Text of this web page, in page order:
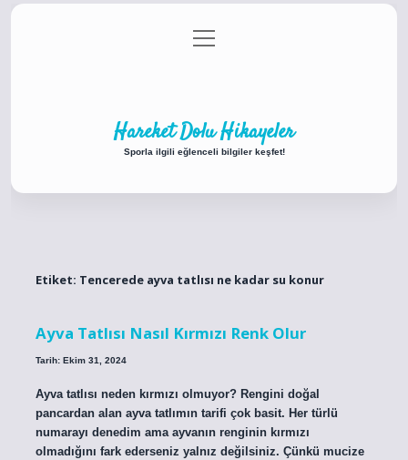
Gizlilik Politikası
menüyü
aç
Hareket Dolu Hikayeler
Sporla ilgili eğlenceli bilgiler keşfet!
Etiket: Tencerede ayva tatlısı ne kadar su konur
Ayva Tatlısı Nasıl Kırmızı Renk Olur
Tarih: Ekim 31, 2024
Ayva tatlısı neden kırmızı olmuyor? Rengini doğal
pancardan alan ayva tatlımın tarifi çok basit. Her türlü
numarayı denedim ama ayvanın renginin kırmızı
olmadığını fark ederseniz yalnız değilsiniz. Çünkü mucize